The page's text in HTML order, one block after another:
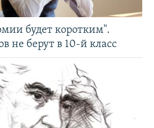
будет коротким".
не берут в 10-й класс